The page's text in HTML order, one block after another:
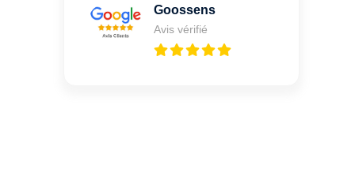
Goossens
Avis vérifié